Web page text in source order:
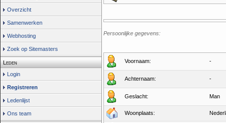
Overzicht
Samenwerken
Webhosting
Zoek op Sitemasters
Leden
Login
Registreren
Ledenlijst
Ons team
Persoonlijke gegevens:
Voornaam: -
Achternaam: -
Geslacht: Man
Woonplaats: